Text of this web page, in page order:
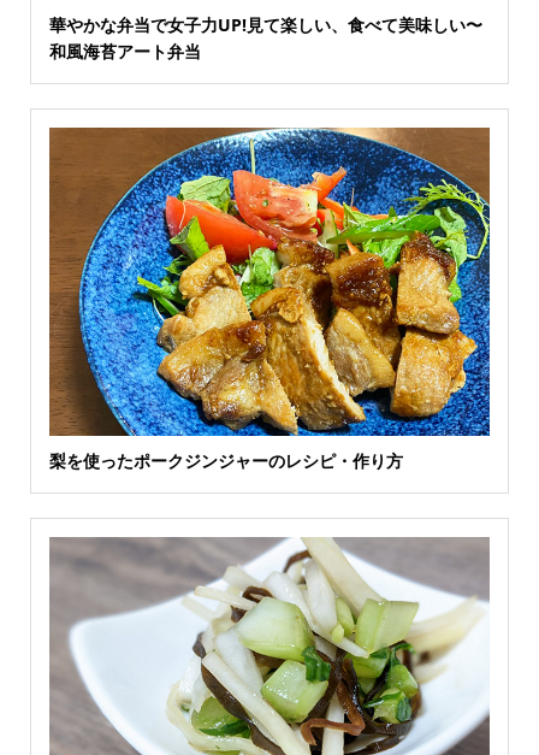
華やかな弁当で女子力UP!見て楽しい、食べて美味しい〜
和風海苔アート弁当
梨を使ったポークジンジャーのレシピ・作り方